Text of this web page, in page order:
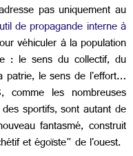
pas uniquement au
de propagande interne à
véhiculer à la population
: le sens du collectif, du
patrie, le sens de l'effort…
comme les nombreuses
sportifs, sont autant de
fantasmé, construit
et égoïste" de l'ouest.